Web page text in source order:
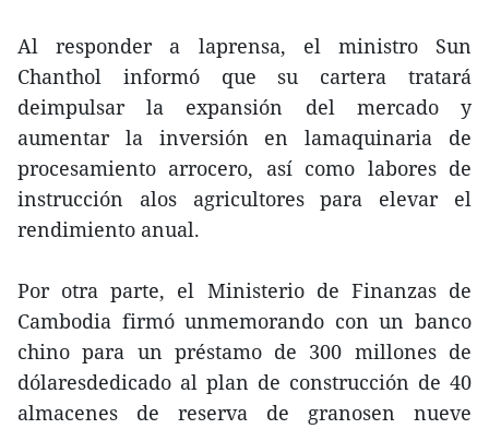
Al responder a laprensa, el ministro Sun
Chanthol informó que su cartera tratará
deimpulsar la expansión del mercado y
aumentar la inversión en lamaquinaria de
procesamiento arrocero, así como labores de
instrucción alos agricultores para elevar el
rendimiento anual.
Por otra parte, el Ministerio de Finanzas de
Cambodia firmó unmemorando con un banco
chino para un préstamo de 300 millones de
dólaresdedicado al plan de construcción de 40
almacenes de reserva de granosen nueve